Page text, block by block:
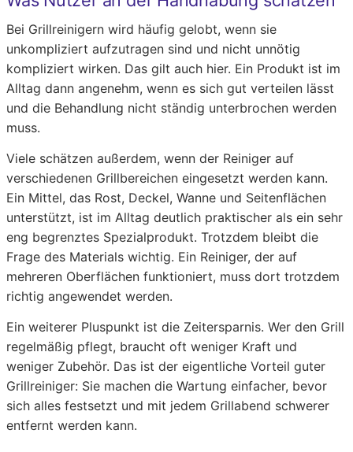
Bei Grillreinigern wird häufig gelobt, wenn sie
unkompliziert aufzutragen sind und nicht unnötig
kompliziert wirken. Das gilt auch hier. Ein Produkt ist im
Alltag dann angenehm, wenn es sich gut verteilen lässt
und die Behandlung nicht ständig unterbrochen werden
muss.
Viele schätzen außerdem, wenn der Reiniger auf
verschiedenen Grillbereichen eingesetzt werden kann.
Ein Mittel, das Rost, Deckel, Wanne und Seitenflächen
unterstützt, ist im Alltag deutlich praktischer als ein sehr
eng begrenztes Spezialprodukt. Trotzdem bleibt die
Frage des Materials wichtig. Ein Reiniger, der auf
mehreren Oberflächen funktioniert, muss dort trotzdem
richtig angewendet werden.
Ein weiterer Pluspunkt ist die Zeitersparnis. Wer den Grill
regelmäßig pflegt, braucht oft weniger Kraft und
weniger Zubehör. Das ist der eigentliche Vorteil guter
Grillreiniger: Sie machen die Wartung einfacher, bevor
sich alles festsetzt und mit jedem Grillabend schwerer
entfernt werden kann.